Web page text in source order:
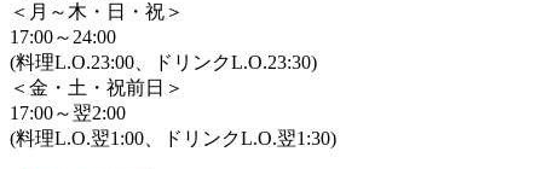
＜月～木・日・祝＞
17:00～24:00
(料理L.O.23:00、ドリンクL.O.23:30)
＜金・土・祝前日＞
17:00～翌2:00
(料理L.O.翌1:00、ドリンクL.O.翌1:30)